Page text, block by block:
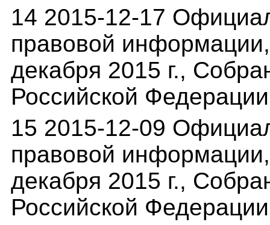
14 2015-12-17
правовой
декабря 2015 г.,
Российской
15 2015-12-09
правовой
декабря 2015 г.,
Российской